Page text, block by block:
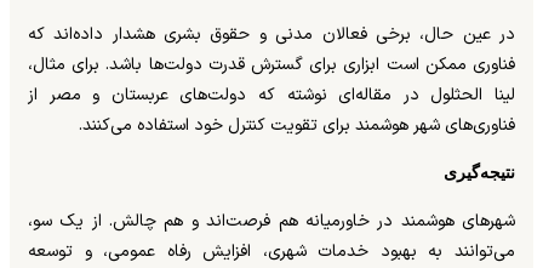
در عین حال، برخی فعالان مدنی و حقوق بشری هشدار داده‌اند که
فناوری ممکن است ابزاری برای گسترش قدرت دولت‌ها باشد. برای مثال،
لینا الحثلول در مقاله‌ای نوشته که دولت‌های عربستان و مصر از
فناوری‌های شهر هوشمند برای تقویت کنترل خود استفاده می‌کنند.
نتیجه‌گیری
شهرهای هوشمند در خاورمیانه هم فرصت‌اند و هم چالش. از یک سو،
می‌توانند به بهبود خدمات شهری، افزایش رفاه عمومی، و توسعه